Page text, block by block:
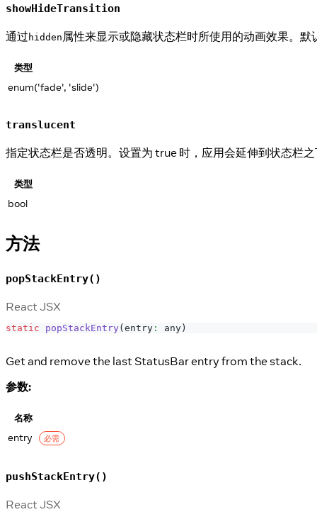
showHideTransition
通过 hidden 属性来显示或隐藏状态栏时所使用的动画效果。
类型
enum('fade', 'slide')
translucent
指定状态栏是否透明。设置为 true 时，应用会延伸到状态栏
类型
bool
方法
popStackEntry()
React JSX
static popStackEntry ( entry : any )
Get and remove the last StatusBar entry from the stack.
参数:
名称
entry 必需
pushStackEntry()
React JSX